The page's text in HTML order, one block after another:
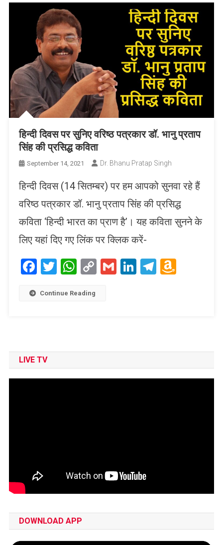
हिन्दी दिवस पर सुनिए वरिष्ठ पत्रकार डॉ. भानु प्रताप
सिंह की प्रसिद्ध कविता
September 14, 2021 Dr. Bhanu Pratap Singh
हिन्दी दिवस (14 सितम्बर) पर हम आपको सुनवा रहे हैं
वरिष्ठ पत्रकार डॉ. भानु प्रताप सिंह की प्रसिद्ध
कविता ‘हिन्दी भारत का प्राण है’। यह कविता सुनने के
लिए यहां दिए गए लिंक पर क्लिक करें-
Facebook
Twitter
WhatsApp
CopyGmailLinkedIn
Telegram
Continue Reading
LIVE TV
DOWNLOAD APP